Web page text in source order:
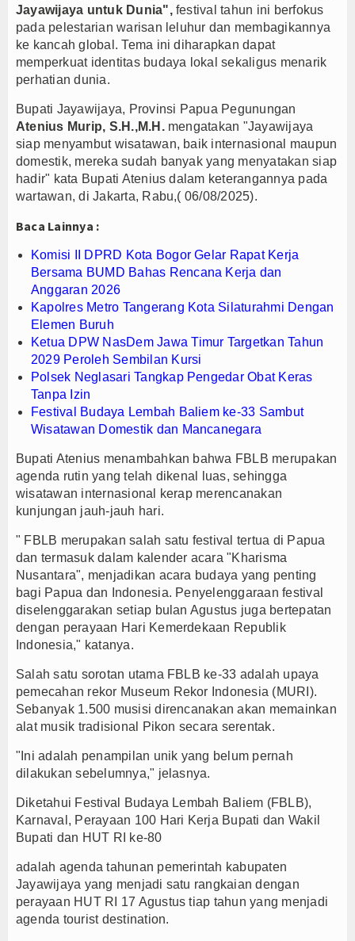
Jayawijaya untuk Dunia",festival tahun ini berfokus
pada pelestarian warisan leluhur dan membagikannya
ke kancah global. Tema ini diharapkan dapat
memperkuat identitas budaya lokal sekaligus menarik
perhatian dunia.
Bupati Jayawijaya, Provinsi Papua Pegunungan
Atenius Murip, S.H.,M.H.mengatakan "Jayawijaya
siap menyambut wisatawan, baik internasional maupun
domestik, mereka sudah banyak yang menyatakan siap
hadir" kata Bupati Atenius dalam keterangannya pada
wartawan, di Jakarta, Rabu,( 06/08/2025).
Baca Lainnya :
Komisi II DPRD Kota Bogor Gelar Rapat Kerja
Bersama BUMD Bahas Rencana Kerja dan
Anggaran 2026
Kapolres Metro Tangerang Kota Silaturahmi Dengan
Elemen Buruh
Ketua DPW NasDem Jawa Timur Targetkan Tahun
2029 Peroleh Sembilan Kursi
Polsek Neglasari Tangkap Pengedar Obat Keras
Tanpa Izin
Festival Budaya Lembah Baliem ke-33 Sambut
Wisatawan Domestik dan Mancanegara
Bupati Atenius menambahkan bahwa FBLB merupakan
agenda rutin yang telah dikenal luas, sehingga
wisatawan internasional kerap merencanakan
kunjungan jauh-jauh hari.
" FBLB merupakan salah satu festival tertua di Papua
dan termasuk dalam kalender acara "Kharisma
Nusantara", menjadikan acara budaya yang penting
bagi Papua dan Indonesia. Penyelenggaraan festival
diselenggarakan setiap bulan Agustus juga bertepatan
dengan perayaan Hari Kemerdekaan Republik
Indonesia," katanya.
Salah satu sorotan utama FBLB ke-33 adalah upaya
pemecahan rekor Museum Rekor Indonesia (MURI).
Sebanyak 1.500 musisi direncanakan akan memainkan
alat musik tradisional Pikon secara serentak.
"Ini adalah penampilan unik yang belum pernah
dilakukan sebelumnya," jelasnya.
Diketahui Festival Budaya Lembah Baliem (FBLB),
Karnaval, Perayaan 100 Hari Kerja Bupati dan Wakil
Bupati dan HUT RI ke-80
adalah agenda tahunan pemerintah kabupaten
Jayawijaya yang menjadi satu rangkaian dengan
perayaan HUT RI 17 Agustus tiap tahun yang menjadi
agenda tourist destination.